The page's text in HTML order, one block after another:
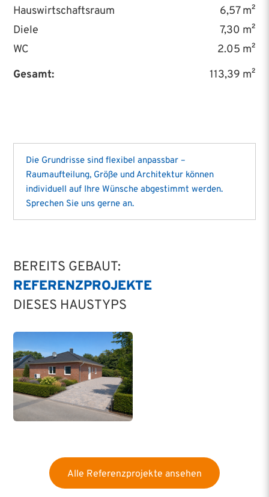
Hauswirtschaftsraum
6,57 m²
Diele
7,30 m²
WC
2.05 m²
Gesamt:
113,39 m²
Die Grundrisse sind flexibel anpassbar –
Raumaufteilung, Größe und Architektur können
individuell auf Ihre Wünsche abgestimmt werden.
Sprechen Sie uns gerne an.
BEREITS GEBAUT:
REFERENZ­PROJEKTE
DIESES HAUSTYPS
Alle Referenzprojekte ansehen